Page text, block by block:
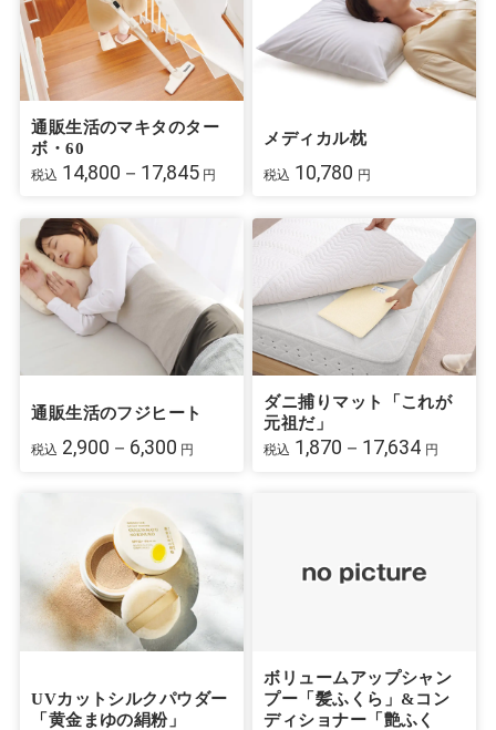
通販生活のマキタのター
ボ・60
税込 14,800－17,845 円
メディカル枕
税込 10,780 円
通販生活のフジヒート
税込 2,900－6,300 円
ダニ捕りマット「これが
元祖だ」
税込 1,870－17,634 円
UVカットシルクパウダー
「黄金まゆの絹粉」
ボリュームアップシャン
プー「髪ふくら」&コン
ディショナー「艶ふく